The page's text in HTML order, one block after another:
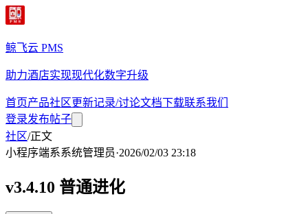
鲸飞云 PMS
助力酒店实现现代化数字升级
首页产品社区更新记录/讨论文档下载联系我们
登录发布帖子
社区/正文
小程序端系系统管理员·2026/02/03 23:18
v3.4.10 普通进化